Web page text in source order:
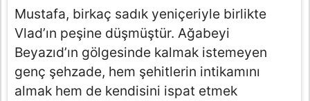
Mustafa, birkaç sadık yeniçeriyle birlikte
Vlad’ın peşine düşmüştür. Ağabeyi
Beyazıd’ın gölgesinde kalmak istemeyen
genç şehzade, hem şehitlerin intikamını
almak hem de kendisini ispat etmek